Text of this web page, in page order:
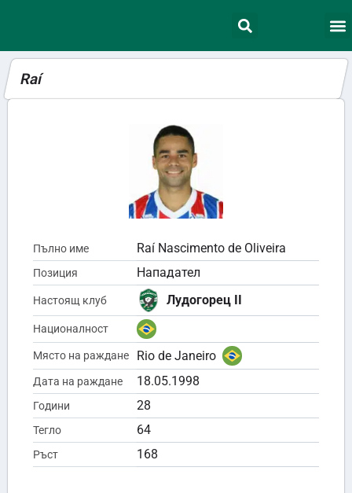
Raí
Пълно име Raí Nascimento de Oliveira
Позиция Нападател
Настоящ клуб Лудогорец II
Националност
Място на раждане Rio de Janeiro
Дата на раждане 18.05.1998
Години 28
Тегло 64
Ръст 168